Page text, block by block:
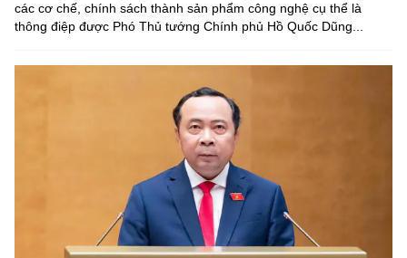
các cơ chế, chính sách thành sản phẩm công nghệ cụ thể là
thông điệp được Phó Thủ tướng Chính phủ Hồ Quốc Dũng...